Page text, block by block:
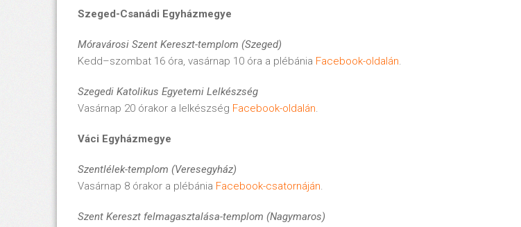
Szeged-Csanádi Egyházmegye
Móravárosi Szent Kereszt-templom (Szeged)
Kedd–szombat 16 óra, vasárnap 10 óra a plébánia Facebook-oldalán.
Szegedi Katolikus Egyetemi Lelkészség
Vasárnap 20 órakor a lelkészség Facebook-oldalán.
Váci Egyházmegye
Szentlélek-templom (Veresegyház)
Vasárnap 8 órakor a plébánia Facebook-csatornáján.
Szent Kereszt felmagasztalása-templom (Nagymaros)